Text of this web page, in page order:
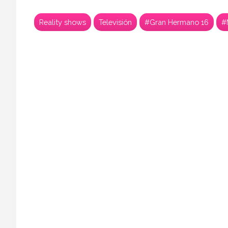
Reality shows Televisión #Gran Hermano 16